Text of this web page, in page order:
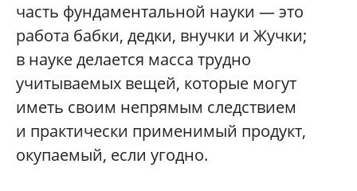
часть фундаментальной науки — это
работа бабки, дедки, внучки и Жучки;
в науке делается масса трудно
учитываемых вещей, которые могут
иметь своим непрямым следствием
и практически применимый продукт,
окупаемый, если угодно.